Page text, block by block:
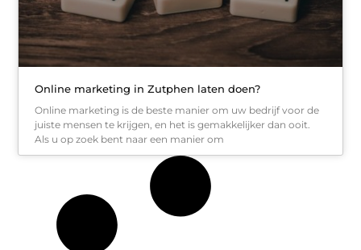
Online marketing in Zutphen laten doen?
Online marketing is de beste manier om uw bedrijf voor de
juiste mensen te krijgen, en het is gemakkelijker dan ooit.
Als u op zoek bent naar een manier om